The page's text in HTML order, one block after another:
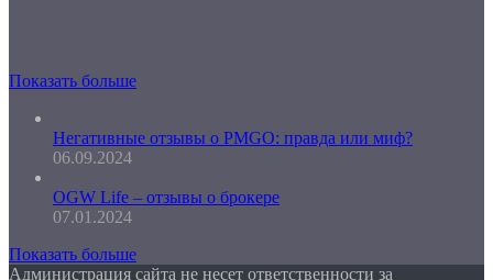
Показать больше
Негативные отзывы о PMGO: правда или миф?
06.09.2024
OGW Life – отзывы о брокере
07.01.2024
Показать больше
Администрация сайта не несет ответственности за